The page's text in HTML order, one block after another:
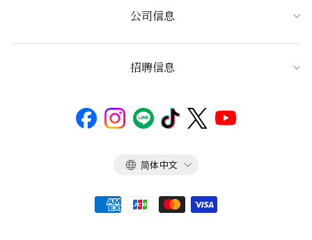
公司信息
招聘信息
语
简体中文